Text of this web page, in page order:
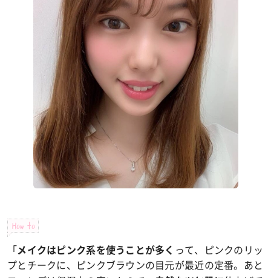
How to
「メイクはピンク系を使うことが多く って、ピンクのリッ
プとチークに、ピンクブラウンの目元が最近の定番。あと